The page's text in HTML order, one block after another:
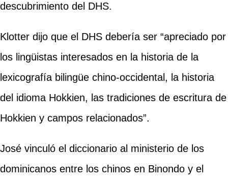
descubrimiento del DHS.
Klotter dijo que el DHS debería ser “apreciado por
los lingüistas interesados ​​en la historia de la
lexicografía bilingüe chino-occidental, la historia
del idioma Hokkien, las tradiciones de escritura de
Hokkien y campos relacionados”.
José vinculó el diccionario al ministerio de los
dominicanos entre los chinos en Binondo y el